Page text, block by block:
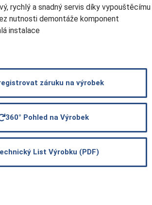
rychlý a snadný servis díky vypouštěcímu
nutnosti demontáže komponent
instalace
záruku na výrobek
360° Pohled na Výrobek
List Výrobku (PDF)